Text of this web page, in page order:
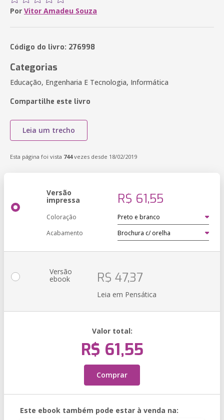
Por Vitor Amadeu Souza
Código do livro: 276998
Categorias
Educação, Engenharia E Tecnologia, Informática
Compartilhe este livro
Leia um trecho
Esta página foi vista 744vezes desde 18/02/2019
Versão
impressa R$ 61,55
Coloração
Acabamento
Versão
ebook R$ 47,37
Leia em Pensática
Valor total:
R$ 61,55
Comprar
Este ebook também pode estar à venda na: